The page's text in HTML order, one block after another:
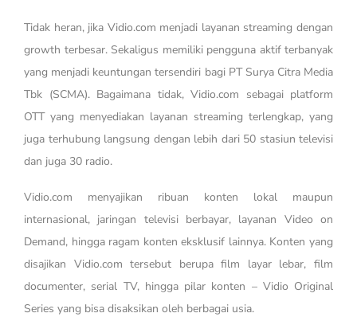
Tidak heran, jika Vidio.com menjadi layanan streaming dengan
growth terbesar. Sekaligus memiliki pengguna aktif terbanyak
yang menjadi keuntungan tersendiri bagi PT Surya Citra Media
Tbk (SCMA). Bagaimana tidak, Vidio.com sebagai platform
OTT yang menyediakan layanan streaming terlengkap, yang
juga terhubung langsung dengan lebih dari 50 stasiun televisi
dan juga 30 radio.
Vidio.com menyajikan ribuan konten lokal maupun
internasional, jaringan televisi berbayar, layanan Video on
Demand, hingga ragam konten eksklusif lainnya. Konten yang
disajikan Vidio.com tersebut berupa film layar lebar, film
documenter, serial TV, hingga pilar konten – Vidio Original
Series yang bisa disaksikan oleh berbagai usia.